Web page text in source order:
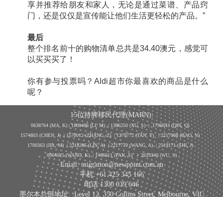
享并推荐给朋友和家人，无论是通过菜谱、产品窍
门，还是仅仅是宣传能让他们生活更轻松的产品。”
最后
整个排名前十的购物清单总共是34.40澳元，感觉可
以买买买了！
你有参与投票吗？Aldi超市你最喜欢的商品是什么
呢？
15位持牌移民代理(MARN):
0638764 (MA, K) |1808486 (LI, M) | 1386250 (XU, S)| 1796643 (QIN, Q)
1574803 (CHEN, J) | 1570012 (ZHANG, Z) | 1279772 (TAN, T) | 2217988 (BAO, N)
1700363 (JIA, M) | 2318286 (LIN, A) | 2217779 (WANG, A) | 2519171 (SHI, J)
0964025 (WANG, K) | 1466611 (PAN, S)| 2619340 (WU, S)
Email: migration@newpoint.com.au
手机:+61 425 345 166
电话:1300 039 646
墨尔本总部地址: :Level 12, 350 Collins Street, Melbourne, VIC